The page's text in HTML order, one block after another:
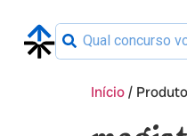
Início/